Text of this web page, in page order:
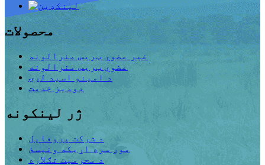
محصولات
غیر عضوي ټریس منرالونه
عضوي ټریس منرالونه
د امینو اسید لړۍ
دودیز خدمت
ژر لینکونه
د شرکت پروفایل
موږ سره اړیکه ونیسئ
د محرمیت تګلاره